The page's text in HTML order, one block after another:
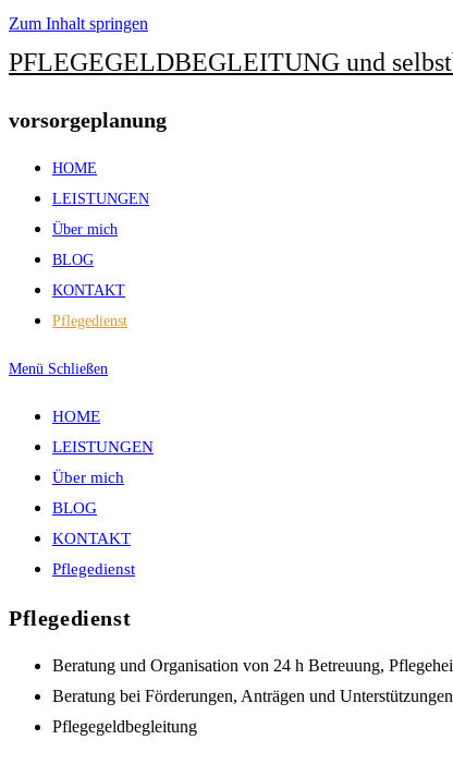
Zum Inhalt springen
PFLEGEGELDBEGLEITUNG und
vorsorgeplanung
HOME
LEISTUNGEN
Über mich
BLOG
KONTAKT
Pflegedienst
Menü Schließen
HOME
LEISTUNGEN
Über mich
BLOG
KONTAKT
Pflegedienst
Pflegedienst
Beratung und Organisation von 24 h Betreuung,
Beratung bei Förderungen, Anträgen und Unterstützungen
Pflegegeldbegleitung